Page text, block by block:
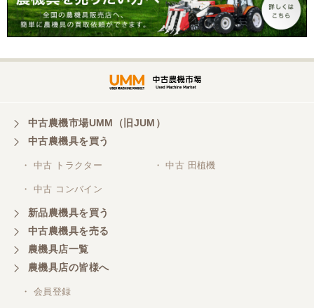
中古農機市場UMM（旧JUM）
中古農機具を買う
・ 中古 トラクター ・ 中古 田植機
・ 中古 コンバイン
新品農機具を買う
中古農機具を売る
農機具店一覧
農機具店の皆様へ
・ 会員登録